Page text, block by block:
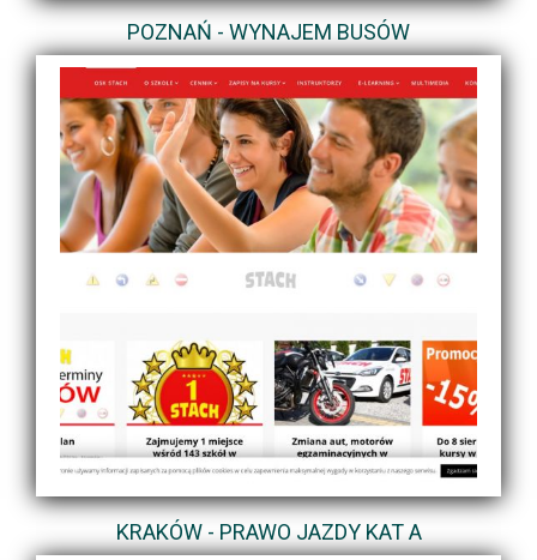
POZNAŃ - WYNAJEM BUSÓW
KRAKÓW - PRAWO JAZDY KAT A